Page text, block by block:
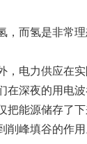
，而氢是非常
，电力供应在
在深夜的用电
把能源储存了
削峰填谷的作用